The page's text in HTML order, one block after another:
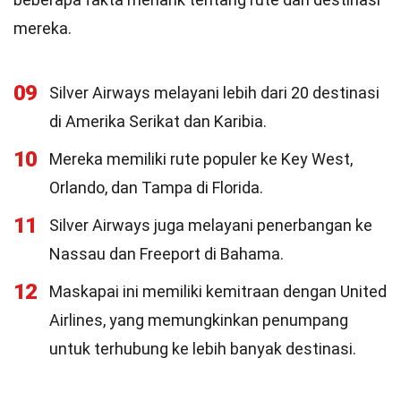
mereka.
09
Silver Airways melayani lebih dari 20 destinasi
di Amerika Serikat dan Karibia.
10
Mereka memiliki rute populer ke Key West,
Orlando, dan Tampa di Florida.
11
Silver Airways juga melayani penerbangan ke
Nassau dan Freeport di Bahama.
12
Maskapai ini memiliki kemitraan dengan United
Airlines, yang memungkinkan penumpang
untuk terhubung ke lebih banyak destinasi.